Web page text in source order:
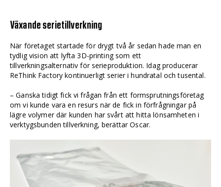
Växande serietillverkning
När företaget startade för drygt två år sedan hade man en
tydlig vision att lyfta 3D-printing som ett
tillverkningsalternativ för serieproduktion. Idag producerar
ReThink Factory kontinuerligt serier i hundratal och tusental.
– Ganska tidigt fick vi frågan från ett formsprutningsföretag
om vi kunde vara en resurs när de fick in förfrågningar på
lägre volymer där kunden har svårt att hitta lönsamheten i
verktygsbunden tillverkning, berättar Oscar.